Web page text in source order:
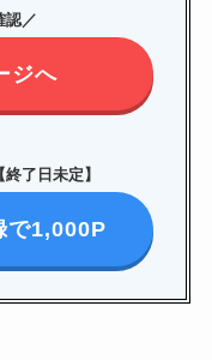
認／
ジへ
了日未定】
で1,000P